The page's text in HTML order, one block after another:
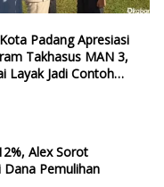
Padang Apresiasi
Takhasus MAN 3,
Layak Jadi Contoh
Alex Sorot
Dana Pemulihan